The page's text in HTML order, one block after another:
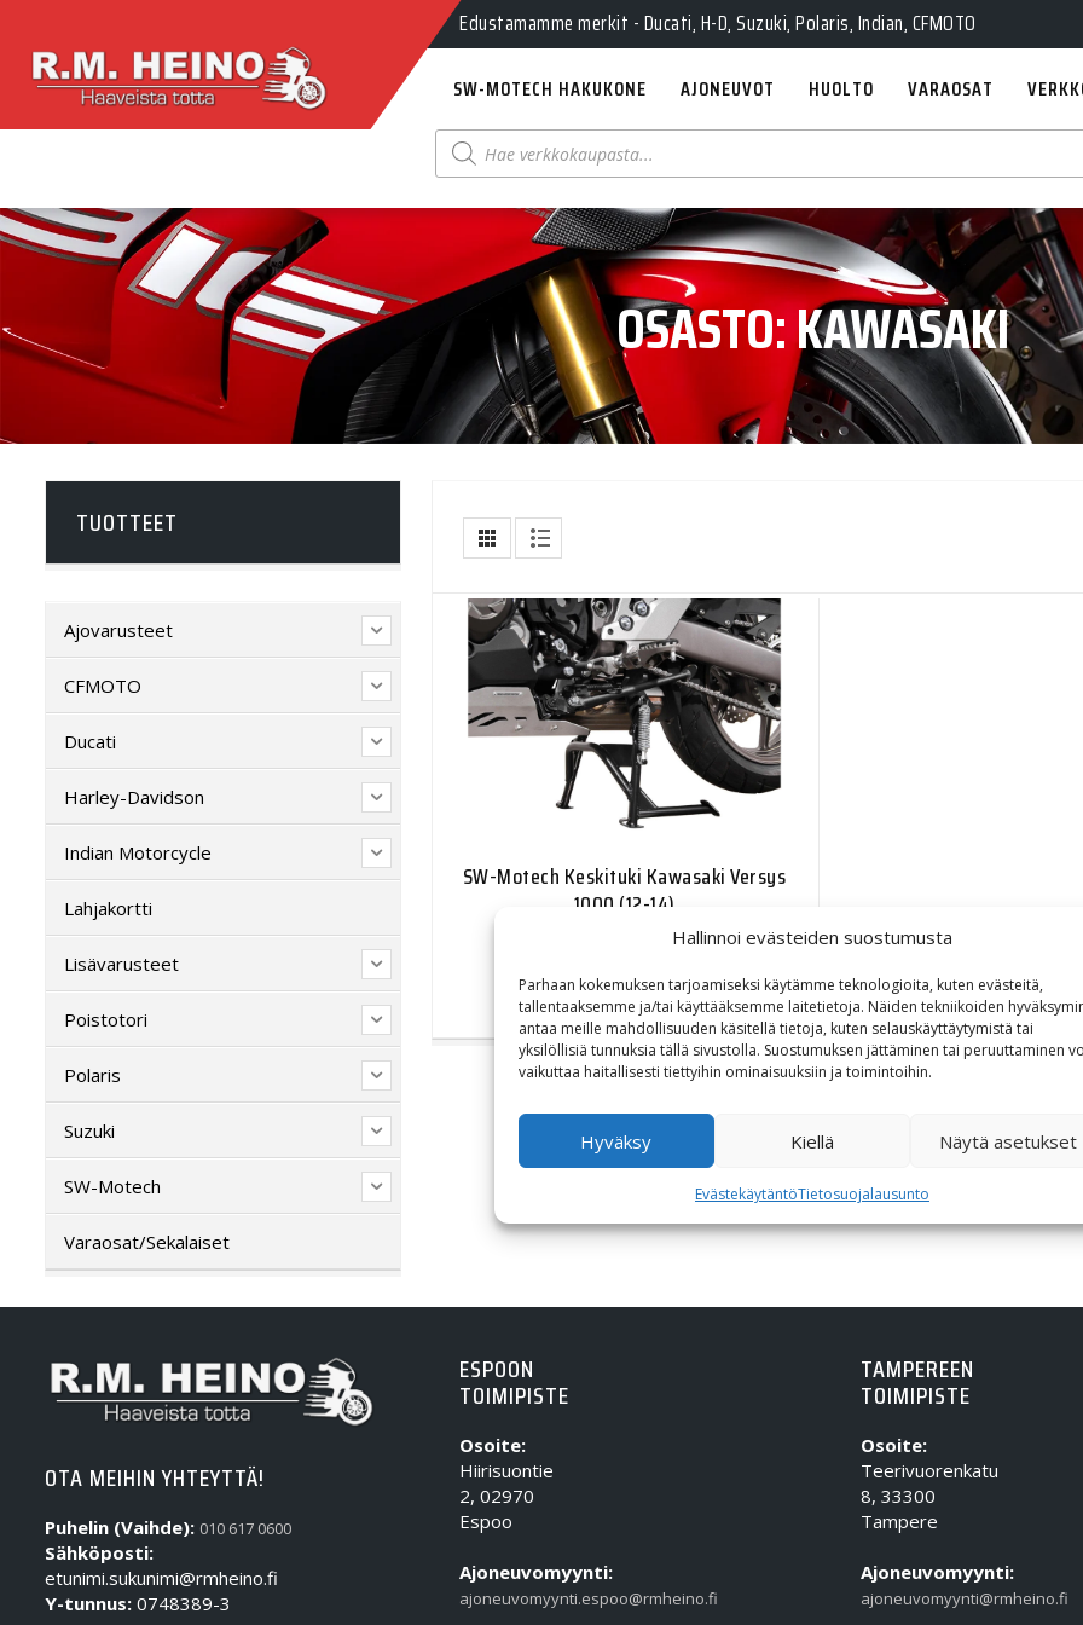
Hallinnoi evästeiden suostumusta
Parhaan kokemuksen tarjoamiseksi käytämme teknologioita, kuten evästeitä,
tallentaaksemme ja/tai käyttääksemme laitetietoja. Näiden tekniikoiden
antaa meille mahdollisuuden käsitellä tietoja, kuten selauskäyttäytymistä tai
yksilöllisiä tunnuksia tällä sivustolla. Suostumuksen jättäminen tai peruuttaminen
vaikuttaa haitallisesti tiettyihin ominaisuuksiin ja toimintoihin.
Hyväksy Kiellä Näytä asetukset
EvästekäytäntöTietosuojalausunto
Edustamamme merkit - Ducati, H-D, Suzuki, Polaris, Indian, CFMOTO
SW-MOTECH HAKUKONE AJONEUVOT HUOLTO VARAOSAT
Products
search
OSASTO:KAWASAKI
SW-Motech Keskituki Kawasaki Versys
1000 (12-14)
230,00€
TUOTTEET
Ajovarusteet
CFMOTO
Ducati
Harley-Davidson
Indian Motorcycle
Lahjakortti
Lisävarusteet
Poistotori
Polaris
Suzuki
SW-Motech
Varaosat/Sekalaiset
OTA MEIHIN YHTEYTTÄ!
Puhelin (Vaihde): 010 617 0600
Sähköposti:
etunimi.sukunimi@rmheino.fi
Y-tunnus: 0748389-3
ESPOON
TOIMIPISTE
Osoite:
Hiirisuontie
2, 02970
Espoo
Ajoneuvomyynti:
ajoneuvomyynti.espoo@rmheino.fi
TAMPEREEN
TOIMIPISTE
Osoite:
Teerivuorenkatu
8, 33300
Tampere
Ajoneuvomyynti:
ajoneuvomyynti@rmheino.fi